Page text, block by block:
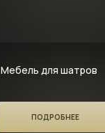
Мебель для шатров
ПОДРОБНЕЕ